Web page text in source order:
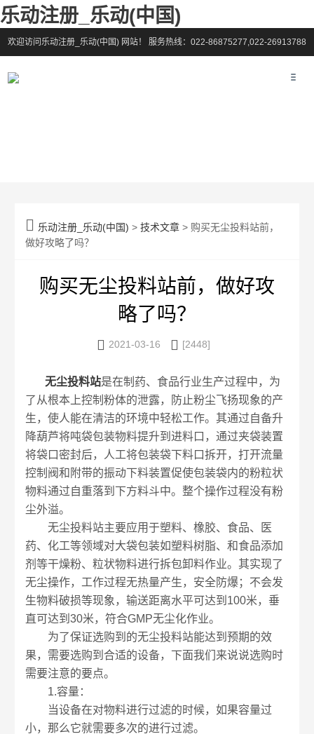
乐动注册_乐动(中国)
欢迎访问乐动注册_乐动(中国) 网站！ 服务热线：022-86875277,022-26913788
 乐动注册_乐动(中国) >技术文章 > 购买无尘投料站前，
做好攻略了吗？
购买无尘投料站前，做好攻
略了吗？
 2021-03-16  [2448]
无尘投料站是在制药、食品行业生产过程中，为
了从根本上控制粉体的泄露，防止粉尘飞扬现象的产
生，使人能在清洁的环境中轻松工作。其通过自备升
降葫芦将吨袋包装物料提升到进料口，通过夹袋装置
将袋口密封后，人工将包装袋下料口拆开，打开流量
控制阀和附带的振动下料装置促使包装袋内的粉粒状
物料通过自重落到下方料斗中。整个操作过程没有粉
尘外溢。
无尘投料站主要应用于塑料、橡胶、食品、医
药、化工等领域对大袋包装如塑料树脂、和食品添加
剂等干燥粉、粒状物料进行拆包卸料作业。其实现了
无尘操作，工作过程无热量产生，安全防爆；不会发
生物料破损等现象，输送距离水平可达到100米，垂
直可达到30米，符合GMP无尘化作业。
为了保证选购到的无尘投料站能达到预期的效
果，需要选购到合适的设备，下面我们来说说选购时
需要注意的要点。
1.容量：
当设备在对物料进行过滤的时候，如果容量过
小，那么它就需要多次的进行过滤。